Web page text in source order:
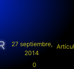
27 septiembre,
2014
0